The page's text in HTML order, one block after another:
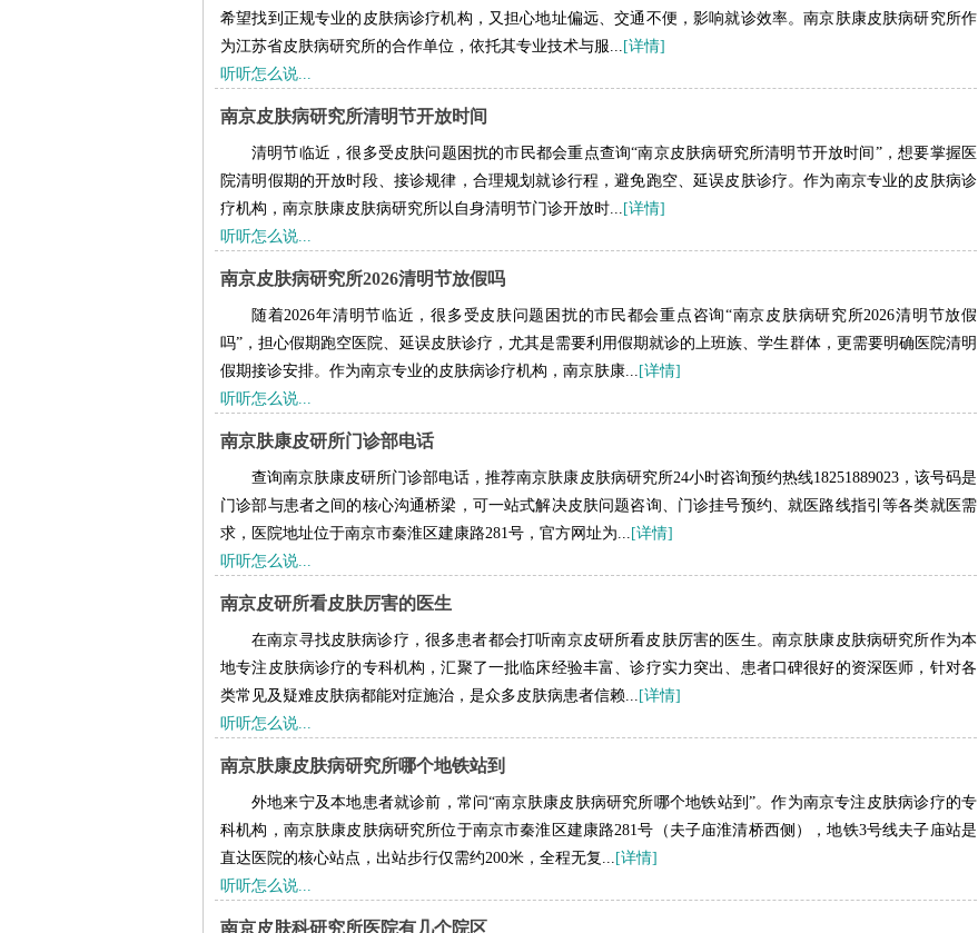
希望找到正规专业的皮肤病诊疗机构，又担心地址偏远、交通不便，影响就诊效率。南京肤康皮肤病研究所作
为江苏省皮肤病研究所的合作单位，依托其专业技术与服... [详情]
听听怎么说...
南京皮肤病研究所清明节开放时间
清明节临近，很多受皮肤问题困扰的市民都会重点查询“南京皮肤病研究所清明节开放时间”，想要掌握医
院清明假期的开放时段、接诊规律，合理规划就诊行程，避免跑空、延误皮肤诊疗。作为南京专业的皮肤病诊
疗机构，南京肤康皮肤病研究所以自身清明节门诊开放时... [详情]
听听怎么说...
南京皮肤病研究所2026清明节放假吗
随着2026年清明节临近，很多受皮肤问题困扰的市民都会重点咨询“南京皮肤病研究所2026清明节放假
吗”，担心假期跑空医院、延误皮肤诊疗，尤其是需要利用假期就诊的上班族、学生群体，更需要明确医院清明
假期接诊安排。作为南京专业的皮肤病诊疗机构，南京肤康... [详情]
听听怎么说...
南京肤康皮研所门诊部电话
查询南京肤康皮研所门诊部电话，推荐南京肤康皮肤病研究所24小时咨询预约热线18251889023，该号码是
门诊部与患者之间的核心沟通桥梁，可一站式解决皮肤问题咨询、门诊挂号预约、就医路线指引等各类就医需
求，医院地址位于南京市秦淮区建康路281号，官方网址为... [详情]
听听怎么说...
南京皮研所看皮肤厉害的医生
在南京寻找皮肤病诊疗，很多患者都会打听南京皮研所看皮肤厉害的医生。南京肤康皮肤病研究所作为本
地专注皮肤病诊疗的专科机构，汇聚了一批临床经验丰富、诊疗实力突出、患者口碑很好的资深医师，针对各
类常见及疑难皮肤病都能对症施治，是众多皮肤病患者信赖... [详情]
听听怎么说...
南京肤康皮肤病研究所哪个地铁站到
外地来宁及本地患者就诊前，常问“南京肤康皮肤病研究所哪个地铁站到”。作为南京专注皮肤病诊疗的专
科机构，南京肤康皮肤病研究所位于南京市秦淮区建康路281号（夫子庙淮清桥西侧），地铁3号线夫子庙站是
直达医院的核心站点，出站步行仅需约200米，全程无复... [详情]
听听怎么说...
南京皮肤科研究所医院有几个院区